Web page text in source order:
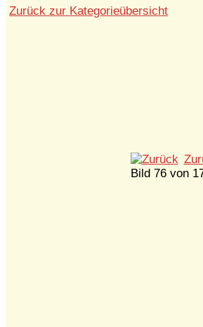
Zurück zur Kategorieübersicht
Bild 76 von